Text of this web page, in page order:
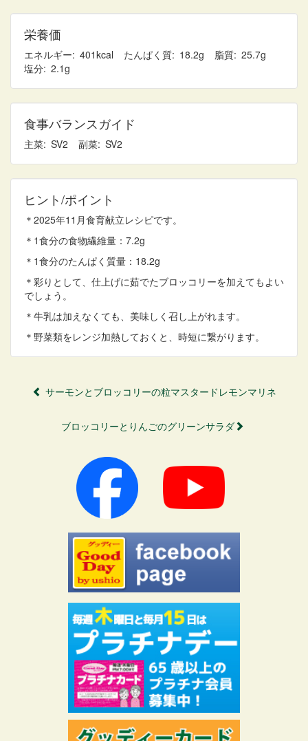
栄養価
エネルギー 401 たんぱく質 18.2 脂質 25.7
塩分 2.1
食事バランスガイド
主菜 2 副菜 2
ヒント/ポイント
＊2025年11月食育献立レシピです。
＊1食分の食物繊維量：7.2g
＊1食分のたんぱく質量：18.2g
＊彩りとして、仕上げに茹でたブロッコリーを加えてもよい
でしょう。
＊牛乳は加えなくても、美味しく召し上がれます。
＊野菜類をレンジ加熱しておくと、時短に繋がります。
サーモンとブロッコリーの粒マスタードレモンマリネ
ブロッコリーとりんごのグリーンサラダ